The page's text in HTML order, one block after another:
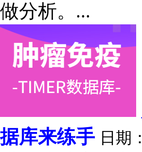
做分析。...
据库来练手 日期：